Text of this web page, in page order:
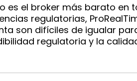
es el broker más barato en
regulatorias,
son difíciles de igualar
regulatoria y la